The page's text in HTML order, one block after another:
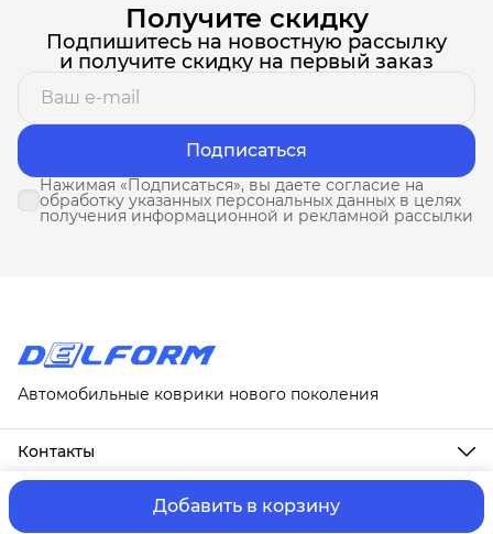
Добавить в корзину
Получите скидку
Подпишитесь на новостную рассылку
и получите скидку на первый заказ
Подписаться
Нажимая «Подписаться», вы даете согласие на
обработку указанных персональных данных в целях
получения информационной и рекламной рассылки
Автомобильные коврики нового поколения
Контакты
Адрес
г. Москва, ул. Новослободская, д. 20, 1А
ⓒ ИП Третьякова Т.А.Оплата и Доставка